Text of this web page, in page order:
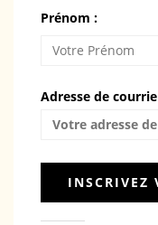
Prénom :
Adresse de